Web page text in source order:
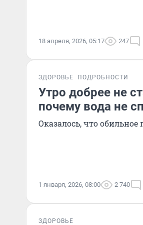
18 апреля, 2026, 05:17 247
ЗДОРОВЬЕ ПОДРОБНОСТИ
Утро добрее не
почему вода не
Оказалось, что
1 января, 2026, 08:00 2 740
ЗДОРОВЬЕ